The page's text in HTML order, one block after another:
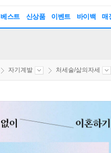
베스트 신상품 이벤트 바이백 매
자기계발 처세술/삶의자세